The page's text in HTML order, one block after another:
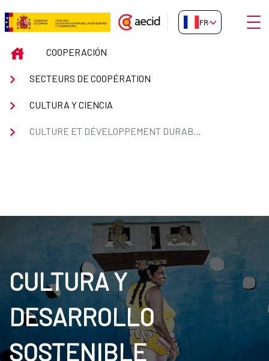
Saut au contenu principal
CULTURE ET DÉVELOPPEMENT
FR-FR
INICIOCOOPERACIÓN
SECTEURS DE COOPÉRATION
CULTURA Y CIENCIA
CULTURE ET DÉVELOPPEMENT DURABLE
CULTURA Y
DESARROLLO
SOSTENIBLE